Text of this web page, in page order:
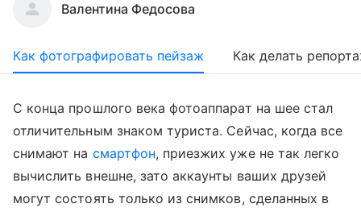
Валентина Федосова
Как фотографировать пейзаж Как делать
С конца прошлого века фотоаппарат на шее стал
отличительным знаком туриста. Сейчас, когда все
снимают на смартфон, приезжих уже не так легко
вычислить внешне, зато аккаунты ваших друзей
могут состоять только из снимков, сделанных в